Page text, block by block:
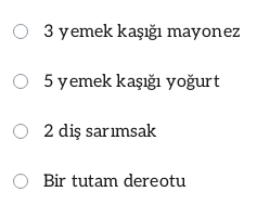
3 yemek kaşığı mayonez
5 yemek kaşığı yoğurt
2 diş sarımsak
Bir tutam dereotu